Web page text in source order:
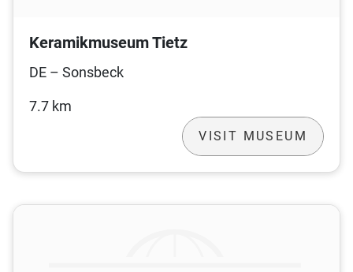
Keramikmuseum Tietz
DE – Sonsbeck
7.7 km
VISIT MUSEUM